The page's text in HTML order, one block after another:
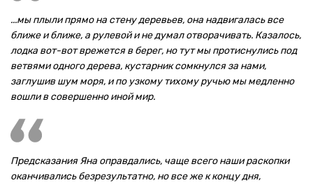
...мы плыли прямо на стену деревьев, она надвигалась все
ближе и ближе, а рулевой и не думал отворачивать. Казалось,
лодка вот-вот врежется в берег, но тут мы протиснулись под
ветвями одного дерева, кустарник сомкнулся за нами,
заглушив шум моря, и по узкому тихому ручью мы медленно
вошли в совершенно иной мир.
Предсказания Яна оправдались, чаще всего наши раскопки
оканчивались безрезультатно, но все же к концу дня,